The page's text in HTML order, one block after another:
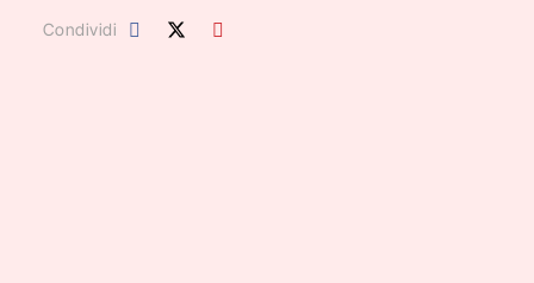
Condividi